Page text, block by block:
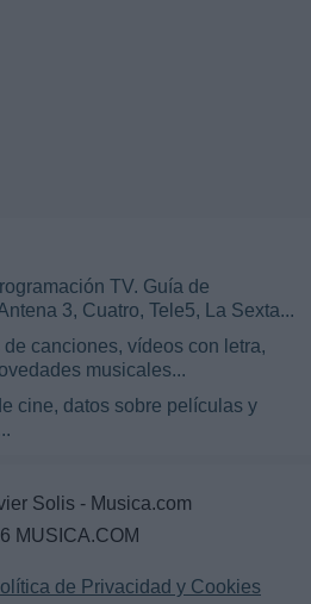
TV. Guía de
3, Cuatro, Tele5, La Sexta...
de canciones, vídeos con letra,
musicales...
cine, datos sobre películas y
Solis - Musica.com
MUSICA.COM
de Privacidad y Cookies